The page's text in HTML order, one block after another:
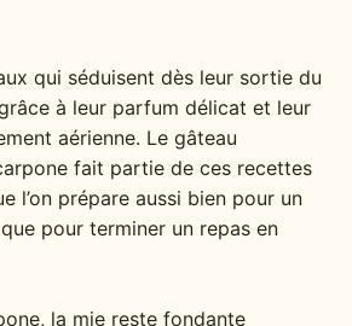
qui séduisent dès leur sortie du
à leur parfum délicat et leur
aérienne. Le gâteau
fait partie de ces recettes
l’on prépare aussi bien pour un
pour terminer un repas en
la mie reste fondante